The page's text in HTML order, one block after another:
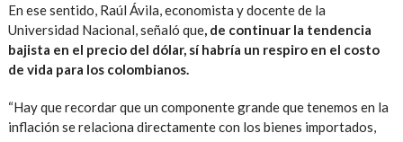
En ese sentido, Raúl Ávila, economista y docente de la
Universidad Nacional, señaló que, de continuar la tendencia
bajista en el precio del dólar, sí habría un respiro en el costo
de vida para los colombianos.
“Hay que recordar que un componente grande que tenemos en la
inflación se relaciona directamente con los bienes importados,